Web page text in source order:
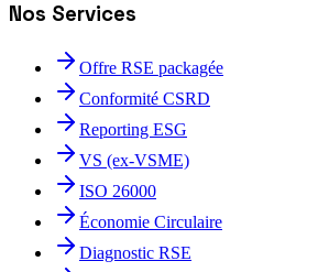
Nos Services
Offre RSE packagée
Conformité CSRD
Reporting ESG
VS (ex-VSME)
ISO 26000
Économie Circulaire
Diagnostic RSE